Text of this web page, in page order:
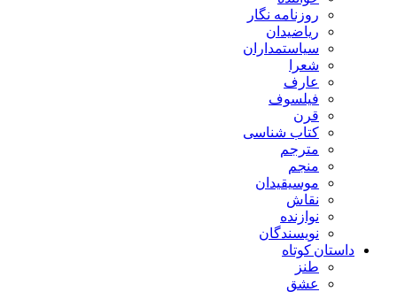
روزنامه نگار
ریاضیدان
سیاستمداران
شعرا
عارف
فیلسوف
قرن
کتاب شناسی
مترجم
منجم
موسیقیدان
نقاش
نوازنده
نویسندگان
داستان کوتاه
طنز
عشق